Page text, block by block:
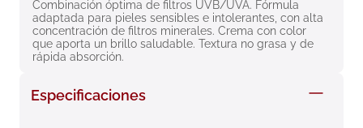
Combinación óptima de filtros UVB/UVA. Fórmula
adaptada para pieles sensibles e intolerantes, con alta
concentración de filtros minerales. Crema con color
que aporta un brillo saludable. Textura no grasa y de
rápida absorción.
Especificaciones
8. roche posay
9. nivea
10.pañales